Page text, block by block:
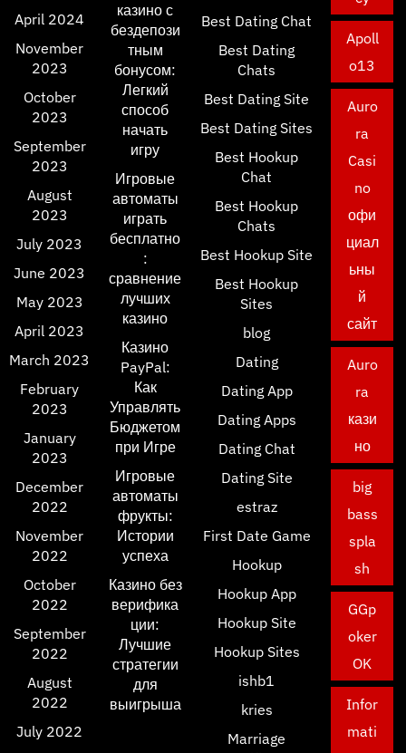
April 2024
November
2023
October
2023
September
2023
August
2023
July 2023
June 2023
May 2023
April 2023
March 2023
February
2023
January
2023
December
2022
November
2022
October
2022
September
2022
August
2022
July 2022
казино с
бездепози
тным
бонусом:
Легкий
способ
начать
игру
Игровые
автоматы
играть
бесплатно
:
сравнение
лучших
казино
Казино
PayPal:
Как
Управлять
Бюджетом
при Игре
Игровые
автоматы
фрукты:
Истории
успеха
Казино без
верифика
ции:
Лучшие
стратегии
для
выигрыша
Best Dating Chat
Best Dating
Chats
Best Dating Site
Best Dating Sites
Best Hookup
Chat
Best Hookup
Chats
Best Hookup Site
Best Hookup
Sites
blog
Dating
Dating App
Dating Apps
Dating Chat
Dating Site
estraz
First Date Game
Hookup
Hookup App
Hookup Site
Hookup Sites
ishb1
kries
Marriage
Apoll
o13
Auro
ra
Casi
no
офи
циал
ьны
й
сайт
Auro
ra
кази
но
big
bass
spla
sh
GGp
oker
OK
Infor
mati